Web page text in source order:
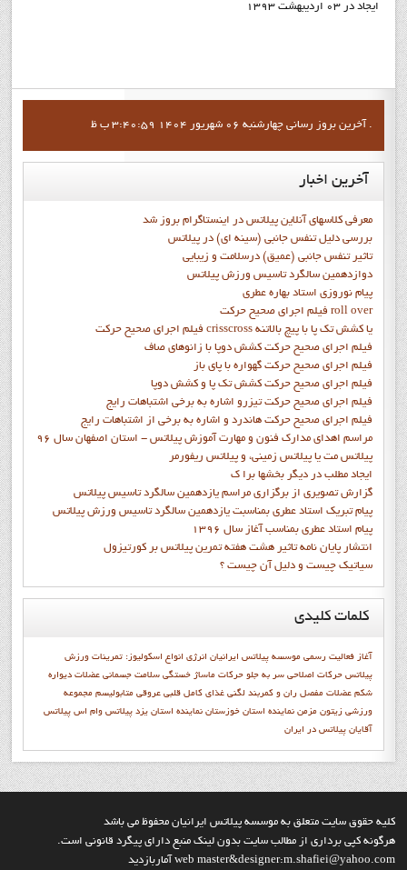
ایجاد در 03 ارديبهشت 1393
آخرين بروز رساني چهارشنبه 06 شهریور 1404 3:40:59 ب ظ .
آخرین اخبار
معرفی کلاسهای آنلاین پیلاتس در اینستاگرام بروز شد
بررسی دلیل تنفس جانبی (سینه ای) در پیلاتس
تاثیر تنفس جانبی (عمیق) درسلامت و زیبایی
دوازدهمين سالگرد تاسيس ورزش پيلاتس
پيام نوروزي استاد بهاره عطري
فيلم اجراي صحيح حرکت roll over
فيلم اجراي صحيح حركت crisscross يا كشش تك پا با پيچ بالاتنه
فيلم اجراي صحيح حرکت كشش دوپا با زانوهاي صاف
فيلم اجراي صحيح حرکت گهواره با پاي باز
فيلم اجراي صحيح حرکت کشش تک پا و کشش دوپا
فيلم اجراي صحيح حرکت تيزرو اشاره به برخي اشتباهات رايج
فيلم اجراي صحيح حرکت هاندرد و اشاره به برخي از اشتباهات رايج
مراسم اهدای مدارک فنون و مهارت آموزش پیلاتس - استان اصفهان سال 96
پیلاتس مت یا پیلاتس زمینی، و پیلاتس ریفورمر
ايجاد مطلب در ديگر بخشها برا ک
گزارش تصويري از برگزاري مراسم يازدهمين سالگرد تاسيس پيلاتس
پيام تبريک استاد عطري بمناسبت يازدهمين سالگرد تاسيس ورزش پيلاتس
پيام استاد عطري بمناسب آغاز سال 1396
انتشار پايان نامه تاثیر هشت هفته تمرین پیلاتس بر کورتیزول
سیاتیک چیست و دلیل آن چیست ؟
کلماتکلیدی
آغاز فعاليت رسمي موسسه پيلاتس ايرانيان انرژی انواع اسکولیوز: تمرينات ورزش
پيلاتس حرکات اصلاحی سر به جلو حرکات ماساژ خستگی سلامت جسمانی عضلات دیواره
شکم عضلات مفصل ران و کمربند لگنی غذای کامل قلبی عروقی متابوليسم مجموعه
ورزشی زیتون مزمن نماينده استان خوزستان نماينده استان يزد پيلاتس وام اس پیلاتس
آقایان پیلاتس در ایران
کليه حقوق سايت متعلق به موسسه پيلاتس ايرانيان محفوظ مي باشد
هرگونه کپي برداري از مطالب سايت بدون لينک منبع داراي پيگرد قانوني است.
web master&designer:m.shafiei@yahoo.com آماربازديد